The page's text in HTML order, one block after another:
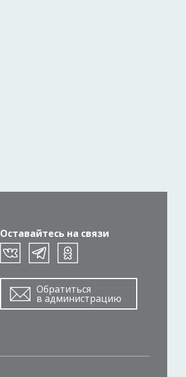
Оставайтесь на связи
Обратиться
в администрацию